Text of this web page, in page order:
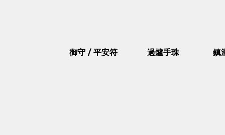
御守 / 平安符 過爐手珠 鎮